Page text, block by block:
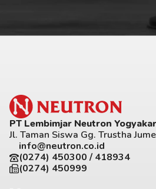
PT Lembimjar Neutron
Jl. Taman Siswa Gg. Trustha
info@neutron.co.id
(0274) 450300 / 418934
(0274) 450999